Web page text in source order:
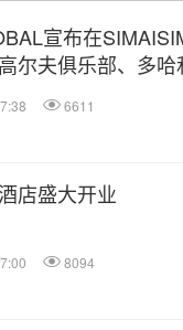
宣布在
尔夫俱乐部、多
6611
店盛大开业
8094